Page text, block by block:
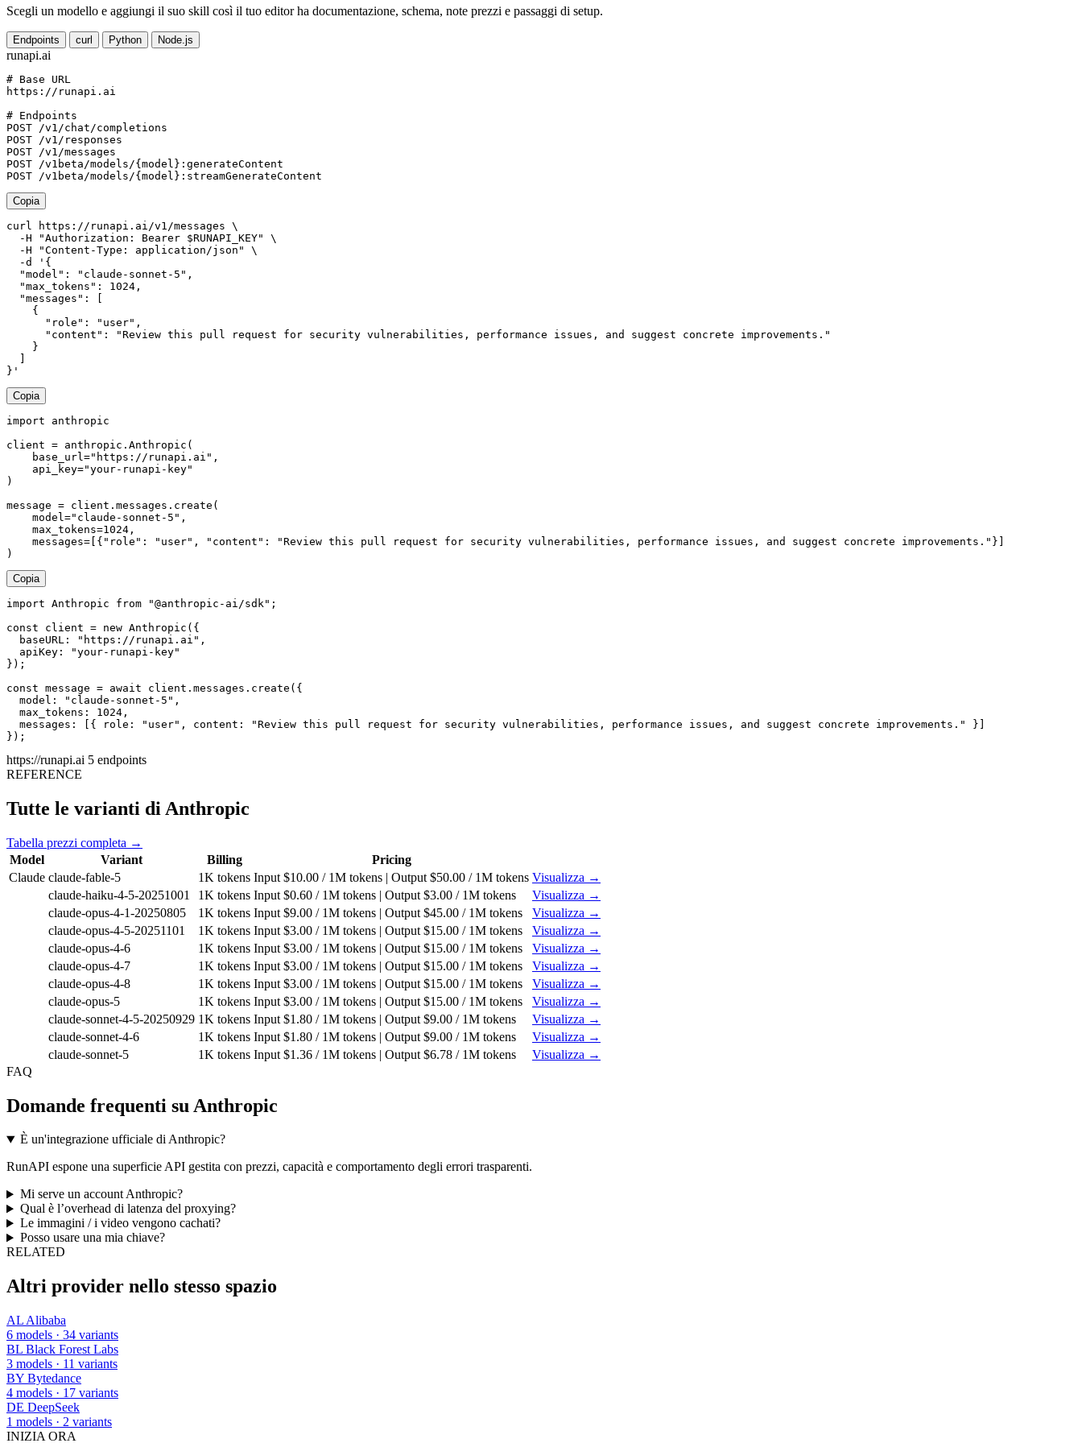
Scegli un modello e aggiungi il suo skill così il tuo editor ha documentazione, schema, note prezzi e passaggi di setup.
Endpoints curl Python Node.js
runapi.ai
# Base URL
https://runapi.ai
# Endpoints
POST /v1/chat/completions
POST /v1/responses
POST /v1/messages
POST /v1beta/models/{model}:generateContent
Copia
curl https://runapi.ai/v1/messages \
  -H "Authorization: Bearer $RUNAPI_KEY" \
  -H "Content-Type: application/json" \
  -d '{
  "model": "claude-sonnet-5",
  "max_tokens": 1024,
  "messages": [
    {
      "role": "user",
      "content": "Review this pull request for security vulnerabilities, performance issues, and suggest concrete improvements."
    }
}'
Copia
import anthropic
client = anthropic.Anthropic(
    base_url="https://runapi.ai",
    api_key="your-runapi-key"
)
message = client.messages.create(
    model="claude-sonnet-5",
    max_tokens=1024,
    messages=[{"role": "user", "content": "Review this pull request for security vulnerabilities, performance issues, and suggest concrete improvements."}]
)
Copia
import Anthropic from "@anthropic-ai/sdk";
const client = new Anthropic({
  baseURL: "https://runapi.ai",
  apiKey: "your-runapi-key"
});
const message = await client.messages.create({
  model: "claude-sonnet-5",
  max_tokens: 1024,
  messages: [{ role: "user", content: "Review this pull request for security vulnerabilities, performance issues, and suggest concrete improvements." }]
});
https://runapi.ai 5 endpoints
REFERENCE
Tutte le varianti di Anthropic
Tabella prezzi completa →
Model
Variant Billing
Pricing
Claude claude-fable-5 1K tokens Input $10.00 / 1M tokens | Output $50.00 / 1M tokens Visualizza →
claude-haiku-4-5-20251001
1K tokens Input $0.60 / 1M tokens | Output $3.00 / 1M tokens
Visualizza →
claude-opus-4-1-20250805
1K tokens Input $9.00 / 1M tokens | Output $45.00 / 1M tokens
Visualizza →
claude-opus-4-5-20251101
1K tokens Input $3.00 / 1M tokens | Output $15.00 / 1M tokens
Visualizza →
claude-opus-4-6
1K tokens Input $3.00 / 1M tokens | Output $15.00 / 1M tokens
Visualizza →
claude-opus-4-7
1K tokens Input $3.00 / 1M tokens | Output $15.00 / 1M tokens
Visualizza →
claude-opus-4-8
1K tokens Input $3.00 / 1M tokens | Output $15.00 / 1M tokens
Visualizza →
claude-opus-5
1K tokens Input $3.00 / 1M tokens | Output $15.00 / 1M tokens
Visualizza →
claude-sonnet-4-5-20250929 1K tokens Input $1.80 / 1M tokens | Output $9.00 / 1M tokens
Visualizza →
claude-sonnet-4-6
1K tokens Input $1.80 / 1M tokens | Output $9.00 / 1M tokens
Visualizza →
claude-sonnet-5
1K tokens Input $1.36 / 1M tokens | Output $6.78 / 1M tokens
Visualizza →
FAQ
Domande frequenti su Anthropic
È un'integrazione ufficiale di Anthropic?
RunAPI espone una superficie API gestita con prezzi, capacità e comportamento degli errori trasparenti.
Mi serve un account Anthropic?
Qual è l’overhead di latenza del proxying?
Le immagini / i video vengono cachati?
Posso usare una mia chiave?
RELATED
Altri provider nello stesso spazio
AL Alibaba
6 models · 34 variants
BL Black Forest Labs
3 models · 11 variants
BY Bytedance
4 models · 17 variants
DE DeepSeek
1 models · 2 variants
INIZIA ORA